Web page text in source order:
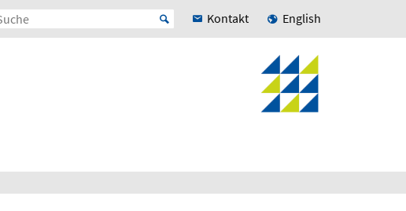
Kontakt English